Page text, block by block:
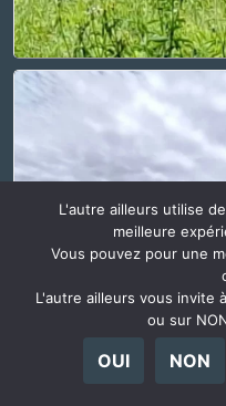
L'autre ailleurs utilise
meilleure
Vous pouvez pour une
L'autre ailleurs vous invite
ou sur
OUI NON